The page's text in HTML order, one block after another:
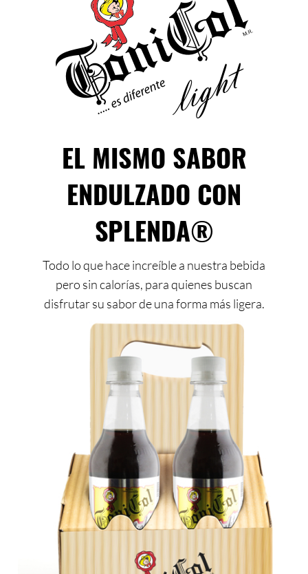
EL MISMO SABOR
ENDULZADO CON
SPLENDA®
Todo lo que hace increíble a nuestra bebida
pero sin calorías, para quienes buscan
disfrutar su sabor de una forma más ligera.